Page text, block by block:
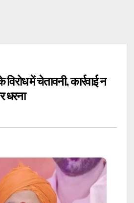
में चेतावनी, कार्रवाई न
धरना